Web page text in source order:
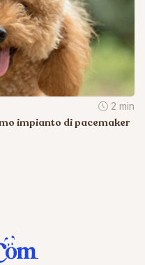
2 min
impianto di pacemaker